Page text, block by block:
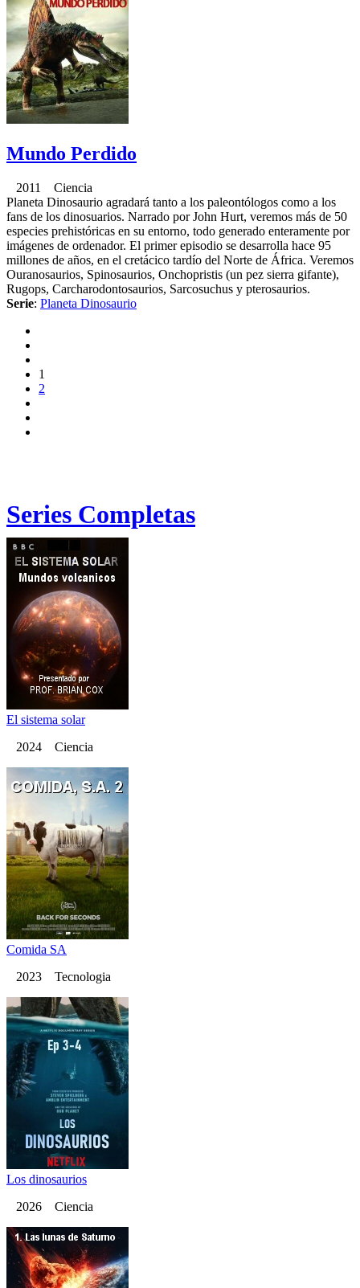
Mundo Perdido
2011 Ciencia
Planeta Dinosaurio agradará tanto a los paleontólogos como a los
fans de los dinosuarios. Narrado por John Hurt, veremos más de 50
especies prehistóricas en su entorno, todo generado enteramente por
imágenes de ordenador. El primer episodio se desarrolla hace 95
millones de años, en el cretácico tardío del Norte de África. Veremos
Ouranosaurios, Spinosaurios, Onchopristis (un pez sierra gifante),
Rugops, Carcharodontosaurios, Sarcosuchus y pterosaurios.
Serie: Planeta Dinosaurio
1
2
Series Completas
El sistema solar
2024 Ciencia
Comida SA
2023 Tecnologia
Los dinosaurios
2026 Ciencia